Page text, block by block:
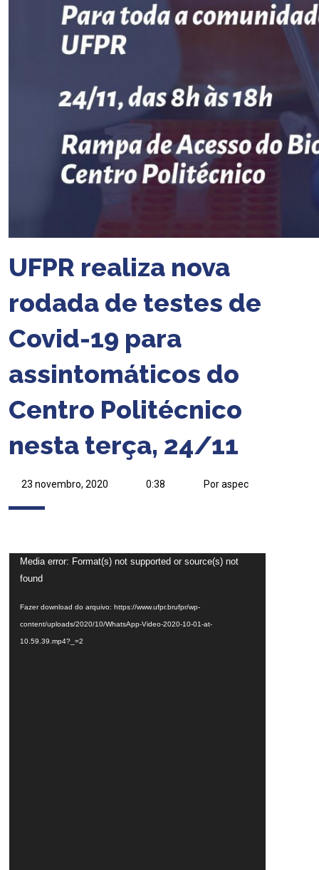
UFPR realiza nova
rodada de testes de
Covid-19 para
assintomáticos do
Centro Politécnico
nesta terça, 24/11
23 novembro, 2020 0:38 Por aspec
Tocador
de
Media error: Format(s) not supported or source(s) not
found
Fazer download do arquivo: https://www.ufpr.brufpr/wp-
content/uploads/2020/10/WhatsApp-Video-2020-10-01-at-
10.59.39.mp4?_=2